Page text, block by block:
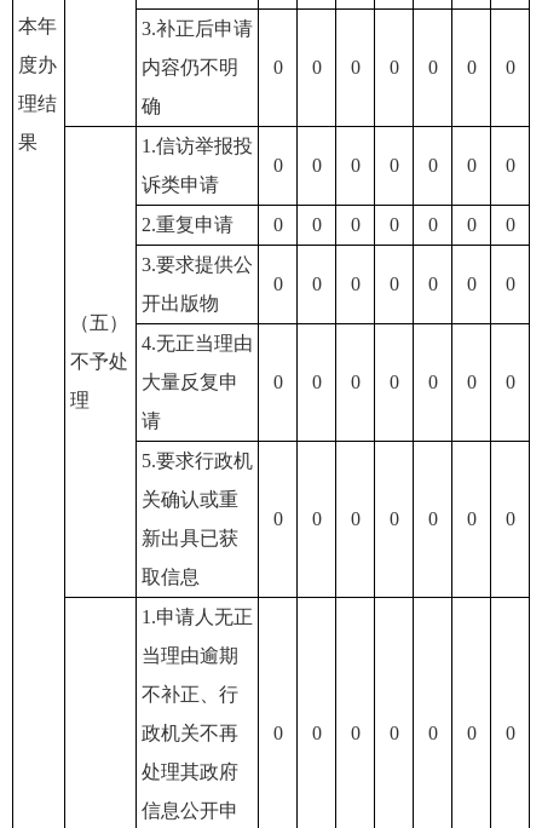
本年
度办
理结
果
3.补正后申请
内容仍不明
确
0 0 0 0 0 0 0
（五）
不予处
理
1.信访举报投
诉类申请
0 0 0 0 0 0 0
2.重复申请 0 0 0 0 0 0
0
3.要求提供公
开出版物
0 0 0 0 0 0 0
4.无正当理由
大量反复申
请
0 0 0 0 0 0 0
5.要求行政机
关确认或重
新出具已获
取信息
0 0 0 0 0 0 0
1.申请人无正
当理由逾期
不补正、行
政机关不再
处理其政府
信息公开申
0 0 0 0 0 0 0